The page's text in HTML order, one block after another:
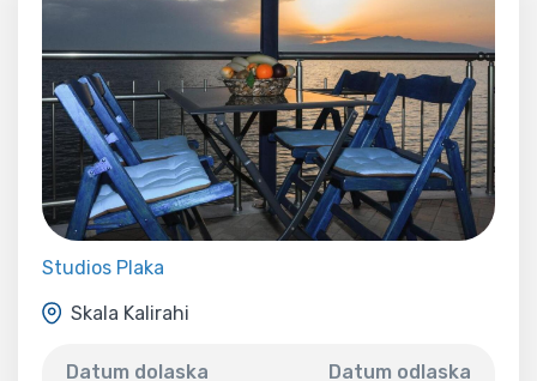
Studios Plaka
Skala Kalirahi
Datum dolaska
Datum odlaska